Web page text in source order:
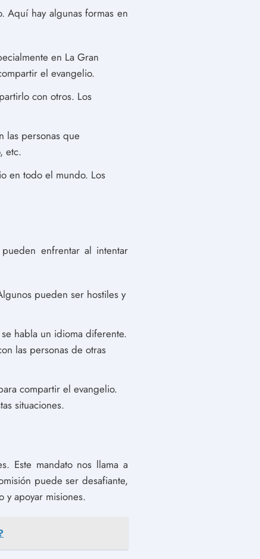
Aquí hay algunas formas en
en La Gran
el evangelio.
con otros. Los
las personas que
etc.
en todo el mundo. Los
enfrentar al intentar
pueden ser hostiles y
habla un idioma diferente.
las personas de otras
compartir el evangelio.
situaciones.
Este mandato nos llama a
puede ser desafiante,
y apoyar misiones.